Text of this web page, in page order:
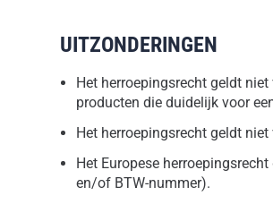
UITZONDERINGEN
Het herroepingsrecht geldt
producten die duidelijk voor
Het herroepingsrecht geldt
Het Europese
en/of BTW-nummer).